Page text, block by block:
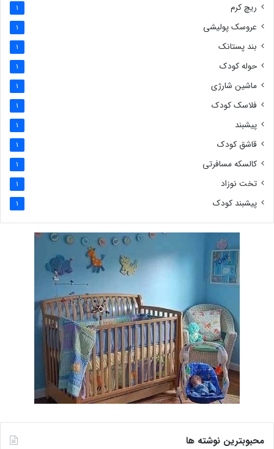
ریچ کرم 1
عروسک پولیشی 1
بند پستانک 1
حوله کودک 1
ماشین شارژی 1
فلاسک کودک 1
پیشبند 1
قاشق کودک 1
کالسکه مسافرتی 1
تخت نوزاد 1
پیشبند کودک 1
محبوبترین نوشته ها